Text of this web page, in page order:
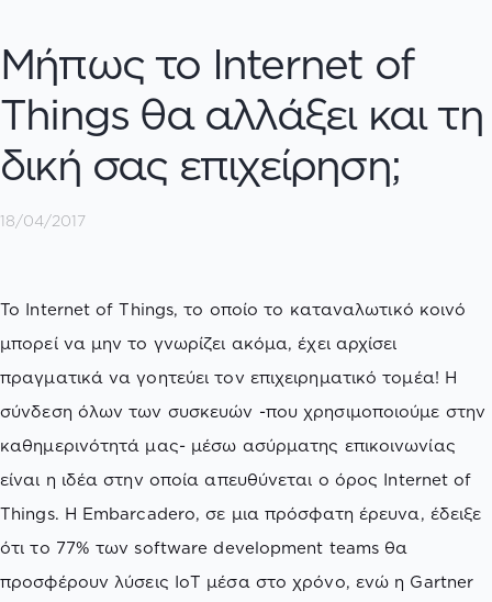
Μήπως το Internet of
Things θα αλλάξει και τη
δική σας επιχείρηση;
18/04/2017
Το Internet of Things, το οποίο το καταναλωτικό κοινό
μπορεί να μην το γνωρίζει ακόμα, έχει αρχίσει
πραγματικά να γοητεύει τον επιχειρηματικό τομέα! H
σύνδεση όλων των συσκευών -που χρησιμοποιούμε στην
καθημερινότητά μας- μέσω ασύρματης επικοινωνίας
είναι η ιδέα στην οποία απευθύνεται ο όρος Internet of
Things. H Embarcadero, σε μια πρόσφατη έρευνα, έδειξε
ότι το 77% των software development teams θα
προσφέρουν λύσεις IoT μέσα στο χρόνο, ενώ η Gartner